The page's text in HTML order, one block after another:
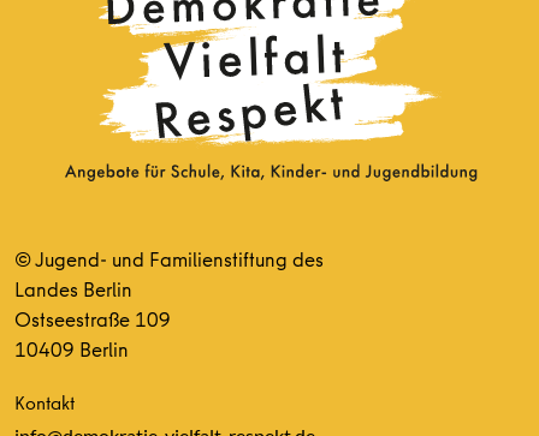
© Jugend- und Familienstiftung des
Landes Berlin
Ostseestraße 109
10409 Berlin
Kontakt